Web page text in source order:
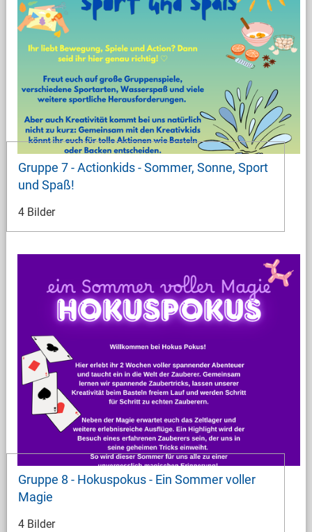
Gruppe 7 - Actionkids - Sommer, Sonne, Sport
und Spaß!
4 Bilder
Gruppe 8 - Hokuspokus - Ein Sommer voller
Magie
4 Bilder